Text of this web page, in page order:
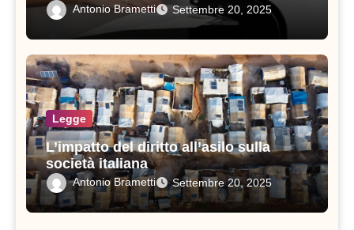
Antonio Brametti Settembre 20, 2025
Legge
L’impatto del diritto all’asilo sulla
società italiana
Antonio Brametti Settembre 20, 2025